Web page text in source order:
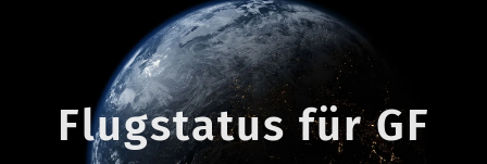
Flugstatus für GF